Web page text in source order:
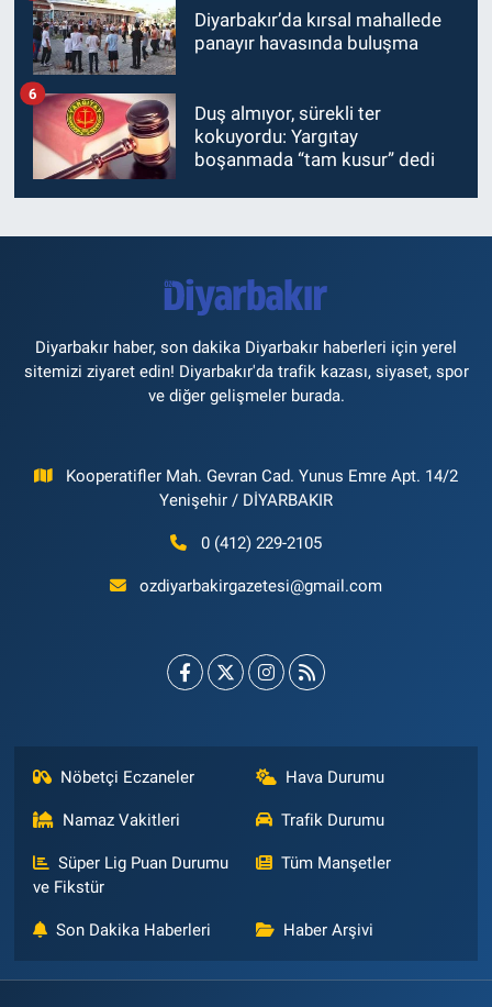
Diyarbakır’da kırsal mahallede
panayır havasında buluşma
Duş almıyor, sürekli ter
kokuyordu: Yargıtay
boşanmada “tam kusur” dedi
6
Diyarbakır haber, son dakika Diyarbakır haberleri için yerel
sitemizi ziyaret edin! Diyarbakır'da trafik kazası, siyaset, spor
ve diğer gelişmeler burada.
Kooperatifler Mah. Gevran Cad. Yunus Emre Apt. 14/2
Yenişehir / DİYARBAKIR
0 (412) 229-2105
ozdiyarbakirgazetesi@gmail.com
Nöbetçi Eczaneler Hava Durumu
Namaz Vakitleri Trafik Durumu
Süper Lig Puan Durumu
ve Fikstür
Tüm Manşetler
Son Dakika Haberleri Haber Arşivi